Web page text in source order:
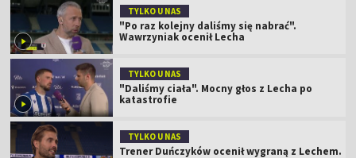
TYLKO U NAS
"Po raz kolejny daliśmy się nabrać".
Wawrzyniak ocenił Lecha
TYLKO U NAS
"Daliśmy ciała". Mocny głos z Lecha po
katastrofie
TYLKO U NAS
Trener Duńczyków ocenił wygraną z Lechem.